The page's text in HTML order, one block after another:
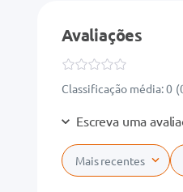
Avaliações
Classificação média: 0
Escreva uma
Mais recentes